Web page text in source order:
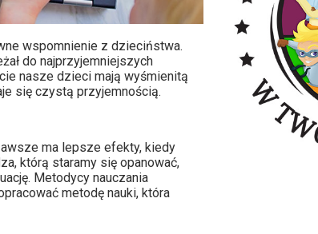
wspomnienie z dzieciństwa.
do najprzyjemniejszych
nasze dzieci mają wyśmienitą
się czystą przyjemnością.
ma lepsze efekty, kiedy
którą staramy się opanować,
Metodycy nauczania
metodę nauki, która